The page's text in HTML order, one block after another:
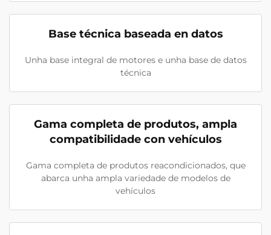
Base técnica baseada en datos
Unha base integral de motores e unha base de datos
técnica
Gama completa de produtos, ampla
compatibilidade con vehículos
Gama completa de produtos reacondicionados, que
abarca unha ampla variedade de modelos de
vehículos